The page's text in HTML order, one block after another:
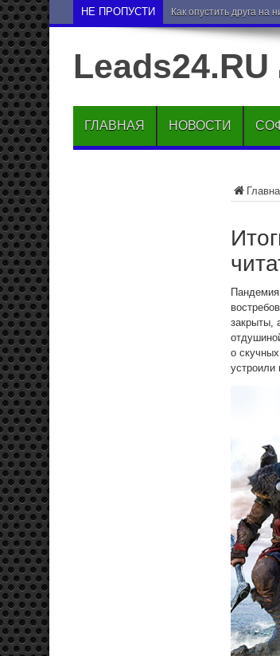
НЕ ПРОПУСТИ Как опустить друга на
Leads24.RU
ГЛАВНАЯ НОВОСТИ
закрыты,
о
устроили